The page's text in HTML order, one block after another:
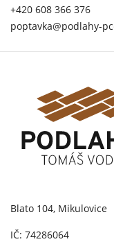
SORTIMENT
REFERENCE
SOUTĚŽ
KONTAKT
+420 608 366 376
poptavka@podlahy-
Blato 104, Mikulovice
IČ: 74286064